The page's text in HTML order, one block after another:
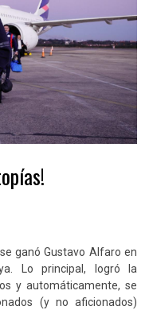
ganó Gustavo Alfaro en
Lo principal, logró la
y automáticamente, se
(y no aficionados)